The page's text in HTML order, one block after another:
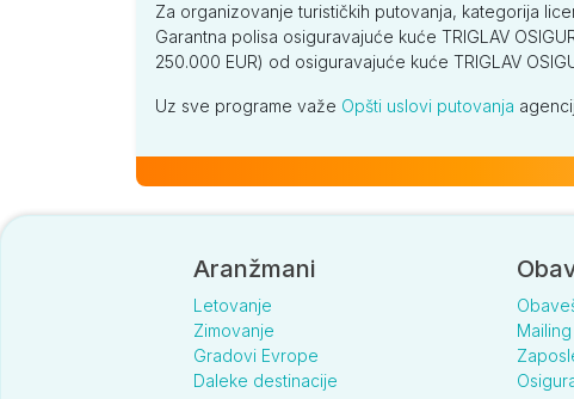
Za organizovanje turističkih putovanja, kategorija
Garantna polisa osiguravajuće kuće TRIGLAV
250.000 EUR) od osiguravajuće kuće TRIGLAV
Uz sve programe važe Opšti uslovi putovanja
Aranžmani
Letovanje
Zimovanje
Gradovi Evrope
Daleke destinacije